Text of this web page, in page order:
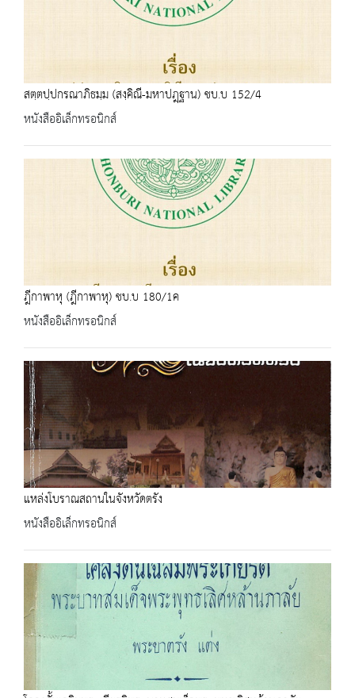
สตฺตปฺปกรณาภิธมฺม (สงฺคิณี-มหาปฎฺฐาน) ชบ.บ 152/4
หนังสืออิเล็กทรอนิกส์
ฎีกาพาหุ (ฎีกาพาหุ) ชบ.บ 180/1ค
หนังสืออิเล็กทรอนิกส์
แหล่งโบราณสถานในจังหวัดตรัง
หนังสืออิเล็กทรอนิกส์